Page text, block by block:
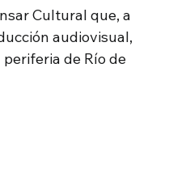
Cultural que, a
audiovisual,
de Río de